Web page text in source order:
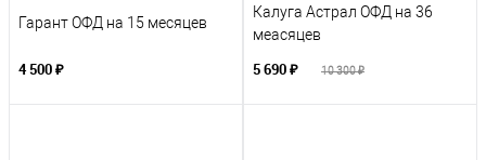
Гарант ОФД на 15 месяцев
4 500 ₽
Калуга Астрал ОФД на 36
меасяцев
5 690 ₽ 10 300 ₽